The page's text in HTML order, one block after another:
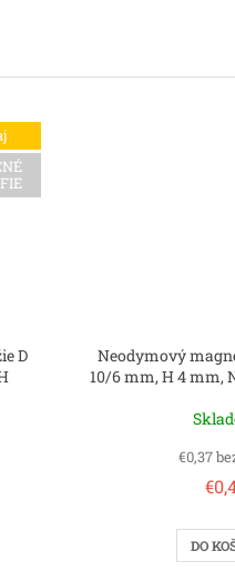
D
Neodymový
10/6 mm, H 4 mm,
€0,37
DO